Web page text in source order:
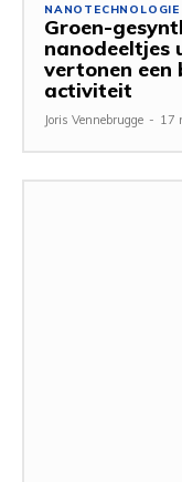
NANOTECHNOLOGIE
Groen-
nanodeeltjes
vertonen een
activiteit
Joris Vennebrugge - 17